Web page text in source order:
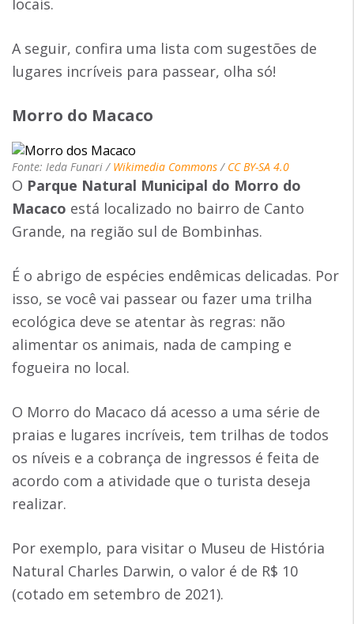
locais.
A seguir, confira uma lista com sugestões de
lugares incríveis para passear, olha só!
Morro do Macaco
Fonte: Ieda Funari / Wikimedia Commons/ CC BY-SA 4.0
O Parque Natural Municipal do Morro do
Macaco está localizado no bairro de Canto
Grande, na região sul de Bombinhas.
É o abrigo de espécies endêmicas delicadas. Por
isso, se você vai passear ou fazer uma trilha
ecológica deve se atentar às regras: não
alimentar os animais, nada de camping e
fogueira no local.
O Morro do Macaco dá acesso a uma série de
praias e lugares incríveis, tem trilhas de todos
os níveis e a cobrança de ingressos é feita de
acordo com a atividade que o turista deseja
realizar.
Por exemplo, para visitar o Museu de História
Natural Charles Darwin, o valor é de R$ 10
(cotado em setembro de 2021).